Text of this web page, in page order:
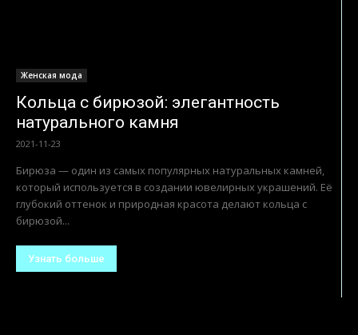
Женская мода
Кольца с бирюзой: элегантность
натурального камня
2021-11-23
Бирюза — один из самых популярных натуральных камней,
который используется в создании ювелирных украшений. Её
глубокий оттенок и природная красота делают кольца с
бирюзой...
Узнать больше